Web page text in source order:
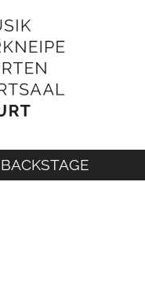
BACKSTAGE